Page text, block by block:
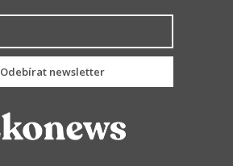
Odebírat newsletter